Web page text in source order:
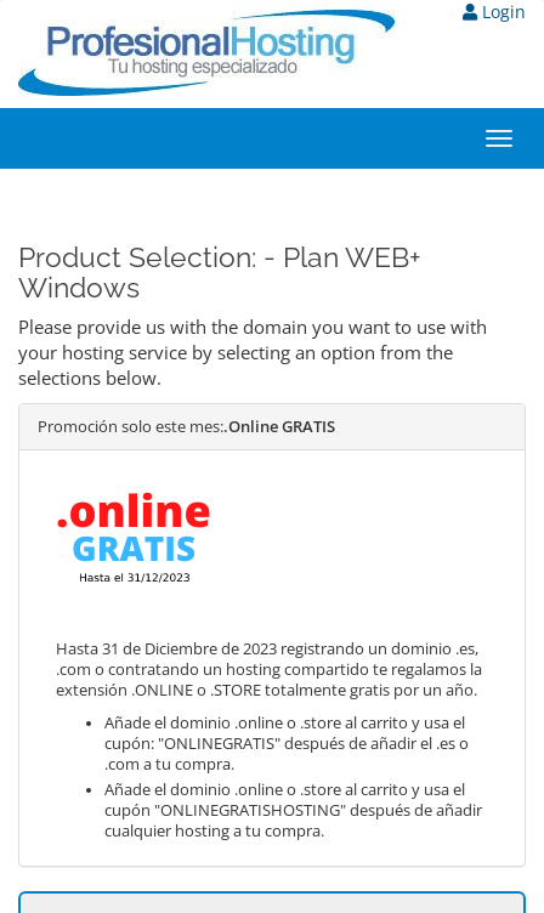
Login
Product Selection: - Plan WEB+
Windows
Please provide us with the domain you want to use with
your hosting service by selecting an option from the
selections below.
Promoción solo este mes:.Online GRATIS
Hasta 31 de Diciembre de 2023 registrando un dominio .es,
.com o contratando un hosting compartido te regalamos la
extensión .ONLINE o .STORE totalmente gratis por un año.
Añade el dominio .online o .store al carrito y usa el
cupón: "ONLINEGRATIS" después de añadir el .es o
.com a tu compra.
Añade el dominio .online o .store al carrito y usa el
cupón "ONLINEGRATISHOSTING" después de añadir
cualquier hosting a tu compra.